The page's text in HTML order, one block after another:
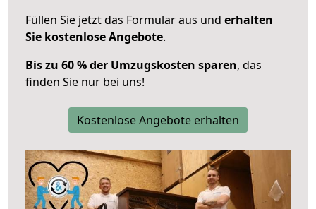
Füllen Sie jetzt das Formular aus und erhalten
Sie kostenlose Angebote.
Bis zu 60 % der Umzugskosten sparen, das
finden Sie nur bei uns!
Kostenlose Angebote erhalten